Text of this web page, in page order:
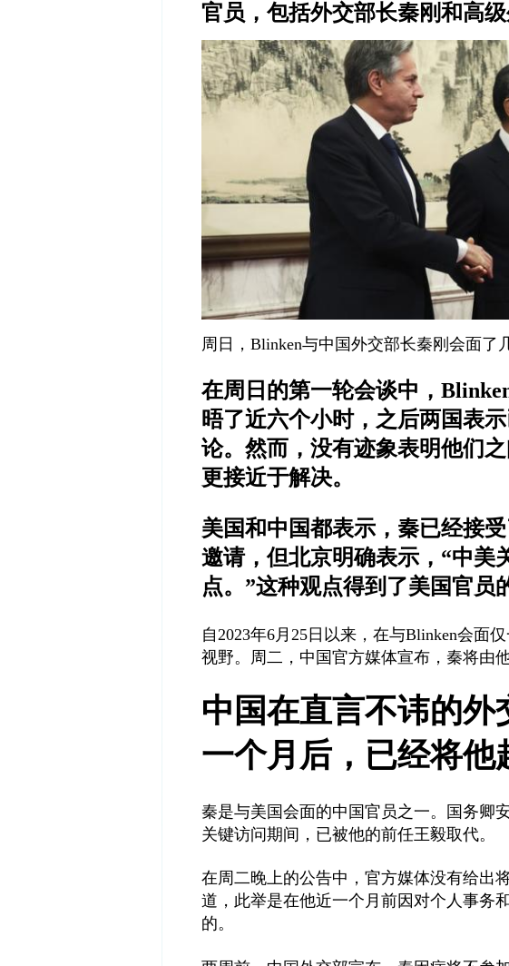
官员，包括外交部长秦刚和高级
周日， Blinken与中国外交部长秦刚会面了
在周日的第一轮会谈中，
晤了近六个小时，之后两国表
论。然而，没有迹象表明他们
更接近于解决。
美国和中国都表示，秦已经接
邀请，但北京明确表示， “中美
点。 ”这种观点得到了美国官员
自 2023年6月 25日以来，在与Blinken会面
视野。周二，中国官方媒体宣布，秦将由
中国在直言不讳的外
一个月后，已经将他
秦是与美国会面的中国官员之一。国务卿
关键访问期间，已被他的前任王毅取代。
在周二晚上的公告中，官方媒体没有给出
道，此举是在他近一个月前因对个人事务
的。